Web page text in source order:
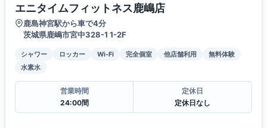
エニタイムフィットネス鹿嶋店
鹿島神宮駅から車で4分
茨城県鹿嶋市宮中328-1 1-2F
シャワー ロッカー Wi-Fi 完全個室 他店舗利用
無料体験
水素水
営業時間
24:00間
定休日
定休日なし